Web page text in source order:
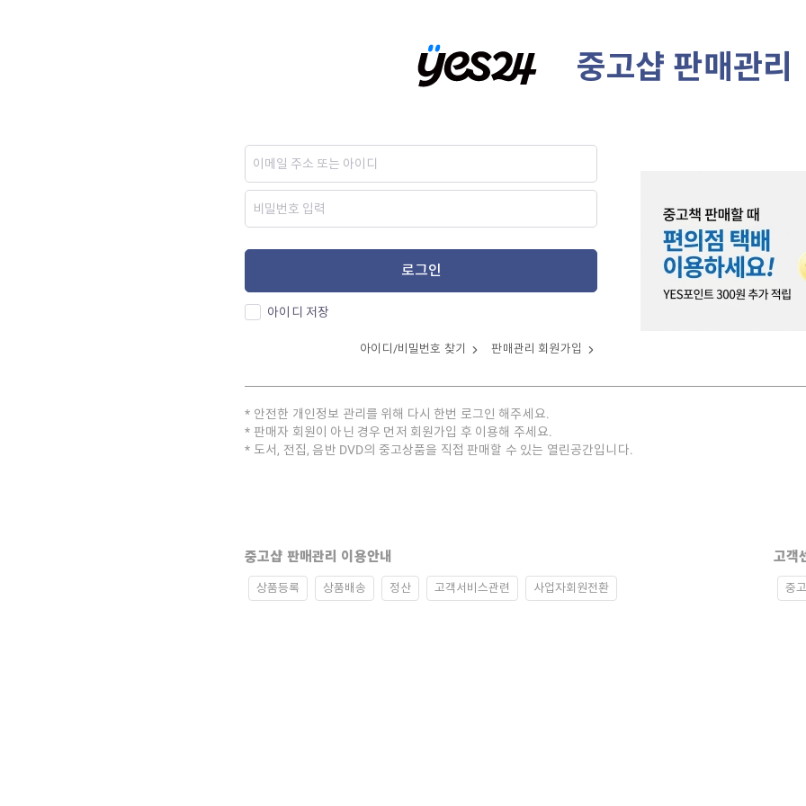
중고샵 판매관리
로그인
아이디 저장
아이디/비밀번호 찾기 판매관리 회원가입
안전한 개인정보 관리를 위해 다시 한번 로그인 해주세요.
판매자 회원이 아닌 경우 먼저 회원가입 후 이용해 주세요.
도서, 전집, 음반 DVD의 중고상품을 직접 판매할 수 있는 열린공간입니다.
중고샵 판매관리 이용안내
상품등록 상품배송 정산 고객서비스관련 사업자회원전환
고객
중